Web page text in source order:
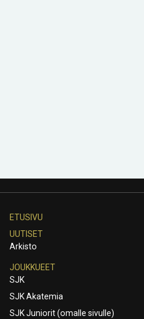
ETUSIVU
UUTISET
Arkisto
JOUKKUEET
SJK
SJK Akatemia
SJK Juniorit (omalle sivulle)